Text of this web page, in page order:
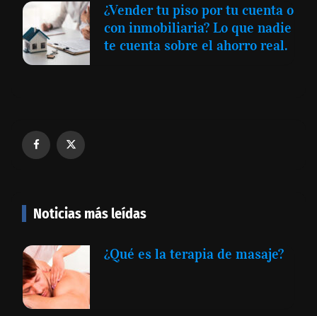
¿Vender tu piso por tu cuenta o
con inmobiliaria? Lo que nadie
te cuenta sobre el ahorro real.
Noticias más leídas
¿Qué es la terapia de masaje?